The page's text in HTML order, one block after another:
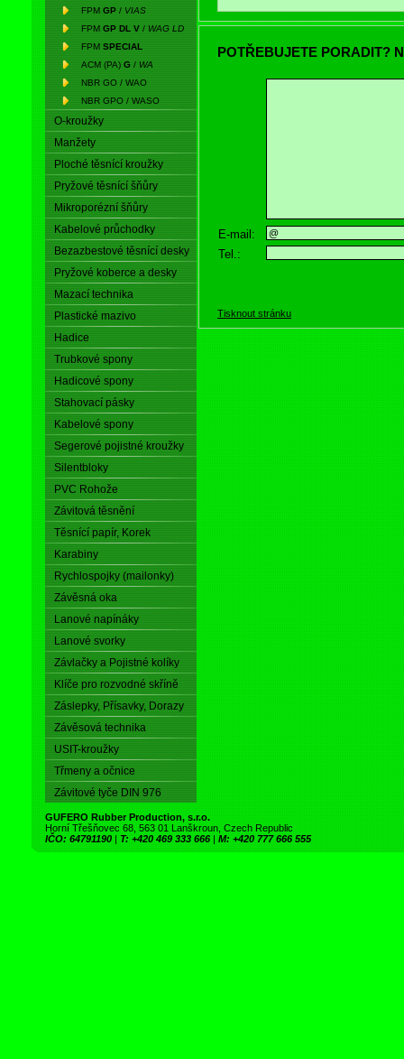
FPM GP / VIAS
FPM GP DL V / WAG LD
FPM SPECIAL
ACM (PA) G / WA
NBR GO / WAO
NBR GPO / WASO
O-kroužky
Manžety
Ploché těsnící kroužky
Pryžové těsnící šňůry
Mikroporézní šňůry
Kabelové průchodky
Bezazbestové těsnící desky
Pryžové koberce a desky
Mazací technika
Plastické mazivo
Hadice
Trubkové spony
Hadicové spony
Stahovací pásky
Kabelové spony
Segerové pojistné kroužky
Silentbloky
PVC Rohože
Závitová těsnění
Těsnící papír, Korek
Karabiny
Rychlospojky (mailonky)
Závěsná oka
Lanové napínáky
Lanové svorky
Závlačky a Pojistné kolíky
Klíče pro rozvodné skříně
Záslepky, Přísavky, Dorazy
Závěsová technika
USIT-kroužky
Třmeny a očnice
Závitové tyče DIN 976
POTŘEBUJETE PORADIT?
E-mail:
Tel.:
Tisknout stránku
GUFERO Rubber Production, s.r.o.
Horní Třešňovec 68, 563 01 Lanškroun, Czech Republic
IČO: 64791190 | T: +420 469 333 666 | M: +420 777 666 555